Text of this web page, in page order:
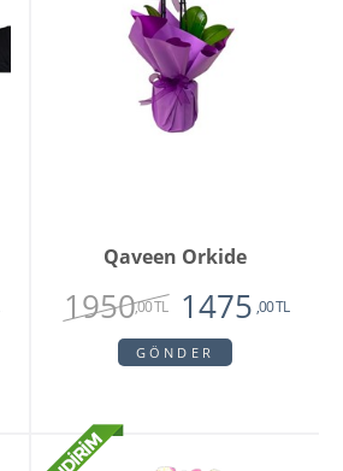
Qaveen Orkide
1950,00 TL 1475 ,00 TL
GÖNDER